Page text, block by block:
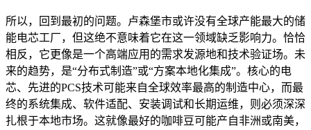
所以，回到最初的问题。卢森堡市或许没有全球产能最大的储
能电芯工厂，但这绝不意味着它在这一领域缺乏影响力。恰恰
相反，它更像是一个高端应用的需求发源地和技术验证场。未
来的趋势，是“分布式制造”或“方案本地化集成”。核心的电
芯、先进的PCS技术可能来自全球效率最高的制造中心，而最
终的系统集成、软件适配、安装调试和长期运维，则必须深深
扎根于本地市场。这就像最好的咖啡豆可能产自非洲或南美，